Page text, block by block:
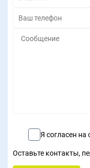
Я согласен
Оставьте контакты,